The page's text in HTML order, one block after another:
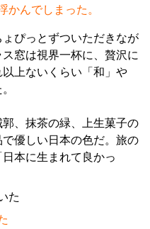
かんでしまった。
ぴっとずついただきなが
窓は視界一杯に、贅沢に
上ないくらい「和」や
、抹茶の緑、上生菓子の
優しい日本の色だ。旅の
本に生まれて良かっ